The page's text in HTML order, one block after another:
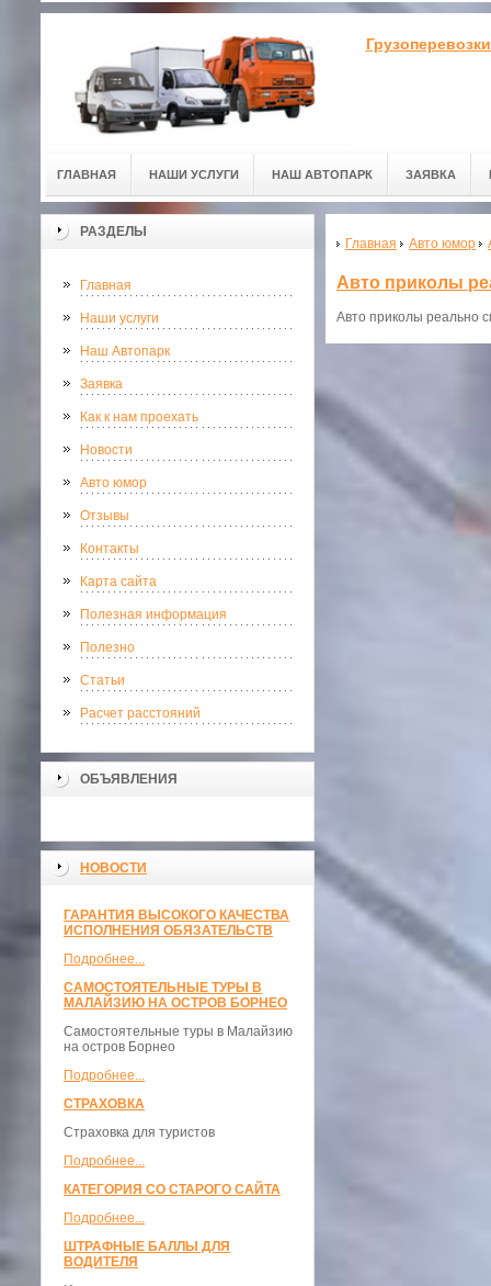
ГЛАВНАЯ НАШИ УСЛУГИ НАШ АВТОПАРК ЗАЯВКА
РАЗДЕЛЫ
Главная
Наши услуги
Наш Автопарк
Заявка
Как к нам проехать
Новости
Авто юмор
Отзывы
Контакты
Карта сайта
Полезная информация
Полезно
Статьи
Расчет расстояний
ОБЪЯВЛЕНИЯ
НОВОСТИ
ГАРАНТИЯ ВЫСОКОГО КАЧЕСТВА
ИСПОЛНЕНИЯ ОБЯЗАТЕЛЬСТВ
Подробнее...
САМОСТОЯТЕЛЬНЫЕ ТУРЫ В
МАЛАЙЗИЮ НА ОСТРОВ БОРНЕО
Самостоятельные туры в Малайзию
на остров Борнео
Подробнее...
СТРАХОВКА
Страховка для туристов
Подробнее...
КАТЕГОРИЯ СО СТАРОГО САЙТА
Подробнее...
ШТРАФНЫЕ БАЛЛЫ ДЛЯ
ВОДИТЕЛЯ
Главная Авто юмор
Авто приколы
Авто приколы реально